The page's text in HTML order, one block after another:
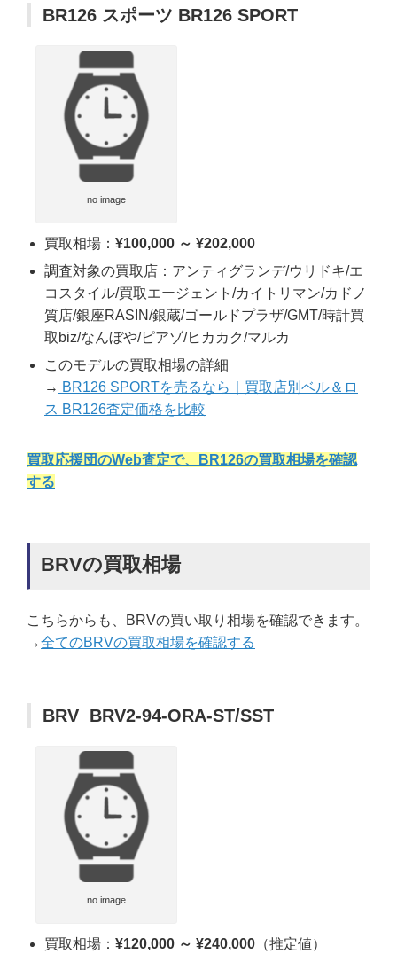
BR126 スポーツ BR126 SPORT
no image
買取相場： ¥100,000 ～ ¥202,000
調査対象の買取店：アンティグランデ/ウリドキ/エ
コスタイル/買取エージェント/カイトリマン/カドノ
質店/銀座RASIN/銀蔵/ゴールドプラザ/GMT/時計買
取biz/なんぼや/ピアゾ/ヒカカク/マルカ
このモデルの買取相場の詳細
→ BR126 SPORTを売るなら｜買取店別ベル＆ロ
ス BR126査定価格を比較
買取応援団のWeb査定で、BR126の買取相場を確認
する
BRVの買取相場
こちらからも、BRVの買い取り相場を確認できます。
→全てのBRVの買取相場を確認する
BRV BRV2-94-ORA-ST/SST
no image
買取相場： ¥120,000 ～ ¥240,000 （推定値）